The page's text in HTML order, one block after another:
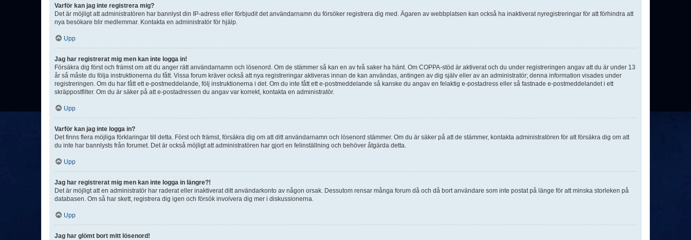
Varför kan jag inte registrera mig?
Det är möjligt att administratören har bannlyst din IP-adress eller förbjudit det användarnamn du försöker registrera dig med. Ägaren av webbplatsen kan också ha inaktiverat nyregistreringar för att förhindra att
nya besökare blir medlemmar. Kontakta en administratör för hjälp.
Upp
Jag har registrerat mig men kan inte logga in!
Försäkra dig först och främst om att du anger rätt användarnamn och lösenord. Om de stämmer så kan en av två saker ha hänt. Om COPPA-stöd är aktiverat och du under registreringen angav att du är under 13
år så måste du följa instruktionerna du fått. Vissa forum kräver också att nya registreringar aktiveras innan de kan användas, antingen av dig själv eller av an administratör; denna information visades under
registreringen. Om du har fått ett e-postmeddelande, följ instruktionerna i det. Om du inte fått ett e-postmeddelande så kanske du angav en felaktig e-postadress eller så fastnade e-postmeddelandet i ett
skräppostfilter. Om du är säker på att e-postadressen du angav var korrekt, kontakta en administratör.
Upp
Varför kan jag inte logga in?
Det finns flera möjliga förklaringar till detta. Först och främst, försäkra dig om att ditt användarnamn och lösenord stämmer. Om du är säker på att de stämmer, kontakta administratören för att försäkra dig om att
du inte har bannlysts från forumet. Det är också möjligt att administratören har gjort en felinställning och behöver åtgärda detta.
Upp
Jag har registrerat mig men kan inte logga in längre?!
Det är möjligt att en administratör har raderat eller inaktiverat ditt användarkonto av någon orsak. Dessutom rensar många forum då och då bort användare som inte postat på länge för att minska storleken på
databasen. Om så har skett, registrera dig igen och försök involvera dig mer i diskussionerna.
Upp
Jag har glömt bort mitt lösenord!